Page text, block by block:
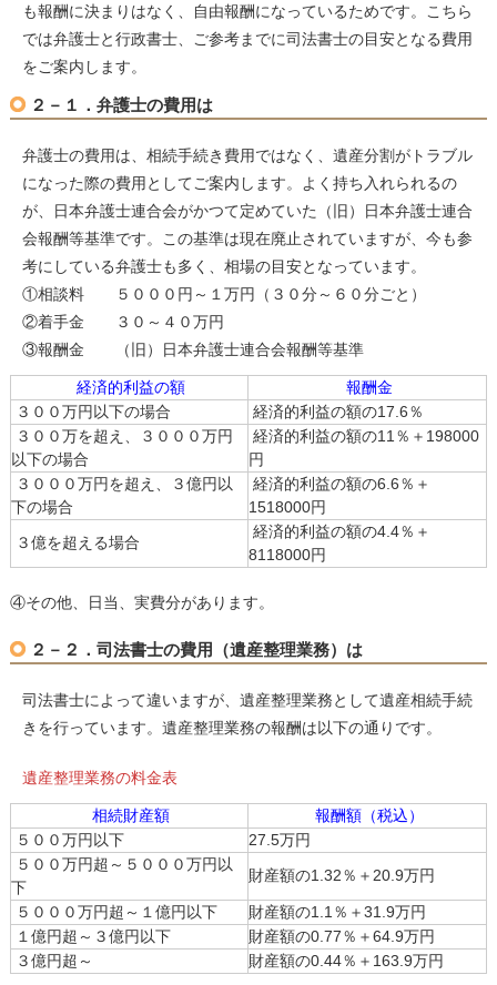
も報酬に決まりはなく、自由報酬になっているためです。こちら
では弁護士と行政書士、ご参考までに司法書士の目安となる費用
をご案内します。
２－１．弁護士の費用は
弁護士の費用は、相続手続き費用ではなく、遺産分割がトラブル
になった際の費用としてご案内します。よく持ち入れられるの
が、日本弁護士連合会がかつて定めていた（旧）日本弁護士連合
会報酬等基準です。この基準は現在廃止されていますが、今も参
考にしている弁護士も多く、相場の目安となっています。
①相談料 ５０００円～１万円（３０分～６０分ごと）
②着手金 ３０～４０万円
③報酬金 （旧）日本弁護士連合会報酬等基準
経済的利益の額
報酬金
３００万円以下の場合
経済的利益の額の17.6％
３００万を超え、３０００万円
以下の場合
経済的利益の額の11％＋198000
円
３０００万円を超え、３億円以
下の場合
経済的利益の額の6.6％＋
1518000円
３億を超える場合
経済的利益の額の4.4％＋
8118000円
④その他、日当、実費分があります。
２－２．司法書士の費用（遺産整理業務）は
司法書士によって違いますが、遺産整理業務として遺産相続手続
きを行っています。遺産整理業務の報酬は以下の通りです。
遺産整理業務の料金表
相続財産額
報酬額（税込）
５００万円以下
27.5万円
５００万円超～５０００万円以
下
財産額の1.32％＋20.9万円
５０００万円超～１億円以下
財産額の1.1％＋31.9万円
１億円超～３億円以下
財産額の0.77％＋64.9万円
３億円超～
財産額の0.44％＋163.9万円